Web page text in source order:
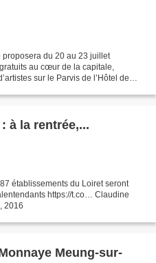
proposera du 20 au 23 juillet
au cœur de la capitale,
sur le Parvis de l’Hôtel de
à la rentrée,...
établissements du Loiret seront
https://t.co… Claudine
2016
Meung-sur-